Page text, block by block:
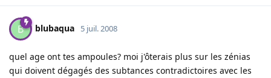
B blubaqua 5 juil. 2008
quel age ont tes ampoules? moi j'ôterais plus sur les zénias
qui doivent dégagés des subtances contradictoires avec les